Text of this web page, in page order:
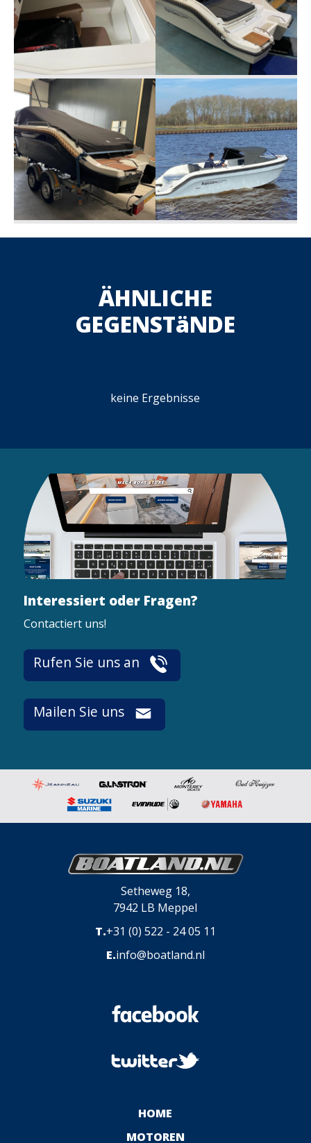
ÄHNLICHE
GEGENSTäNDE
keine Ergebnisse
Interessiert oder Fragen?
Contactiert uns!
Rufen Sie uns an
Mailen Sie uns
Setheweg 18,
7942 LB Meppel
T.+31 (0) 522 - 24 05 11
E.info@boatland.nl
HOME
MOTOREN